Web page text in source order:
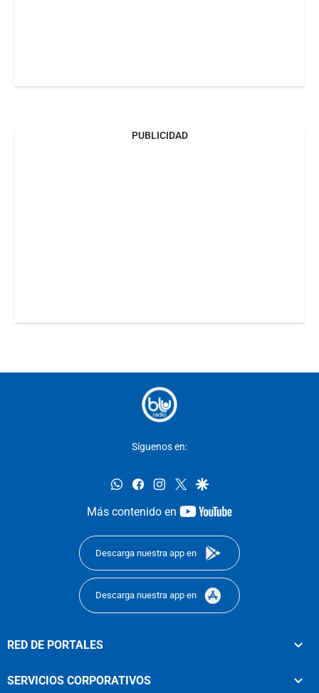
PUBLICIDAD
Síguenos en:
whatsappfacebookinstagram
twittergoogle
Más contenido en
youtube-
Descarga nuestra app en
Descarga nuestra app en
RED DE PORTALES
SERVICIOS CORPORATIVOS